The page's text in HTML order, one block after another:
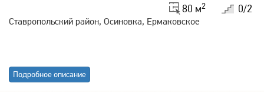
0/2
80 м2
Ставропольский район, Осиновка, Ермаковское
Подробное описание